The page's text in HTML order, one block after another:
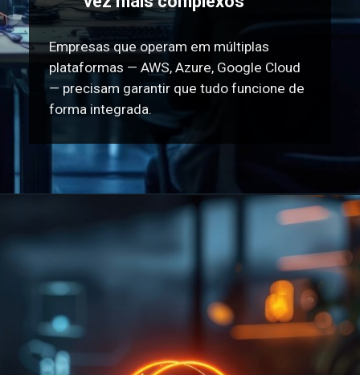
Empresas que operam em múltiplas
plataformas — AWS, Azure, Google Cloud
— precisam garantir que tudo funcione de
forma integrada.